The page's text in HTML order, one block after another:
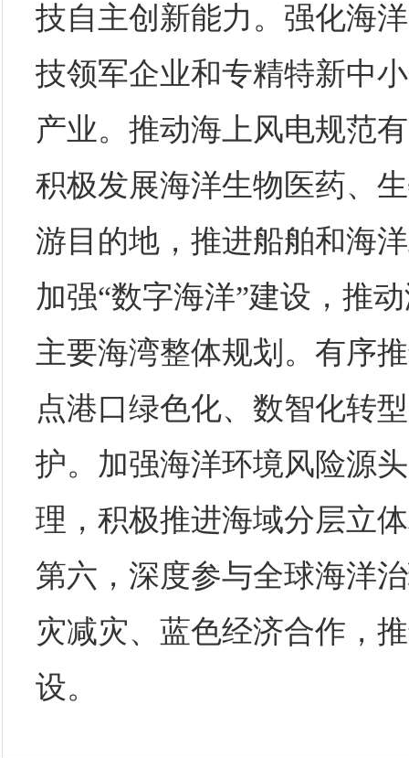
技自主创新能力。强化海
技领军企业和专精特新中
产业。推动海上风电规范
积极发展海洋生物医药、
游目的地，推进船舶和海
加强“数字海洋”建设，推
主要海湾整体规划。有序
点港口绿色化、数智化转
护。加强海洋环境风险源
理，积极推进海域分层立
第六，深度参与全球海洋
灾减灾、蓝色经济合作，
设。